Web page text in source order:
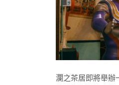
瀾之茶居即將舉辦